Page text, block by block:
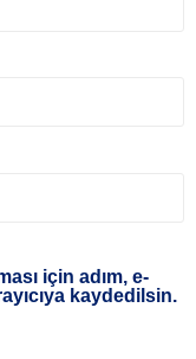
için adım, e-
kaydedilsin.